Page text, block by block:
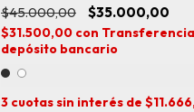
$45.000,00 $35.000,00
$31.500,00 con
depósito bancario
3 cuotas sin interés de